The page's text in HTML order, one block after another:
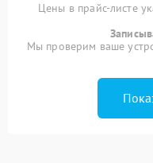
Цены в прайс-листе
Мы проверим ваше